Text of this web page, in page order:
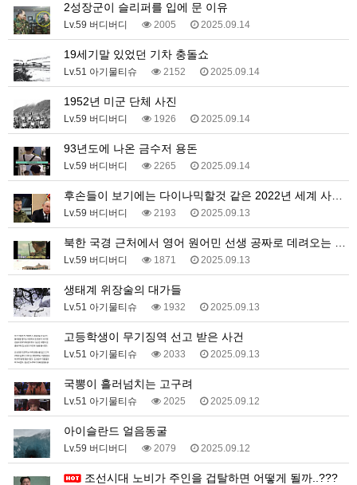
2성장군이 슬리퍼를 입에 문 이유
Lv.59 버디버디 2005 2025.09.14
19세기말 있었던 기차 충돌쇼
Lv.51 아기물티슈 2152 2025.09.14
1952년 미군 단체 사진
Lv.59 버디버디 1926 2025.09.14
93년도에 나온 금수저 용돈
Lv.59 버디버디 2265 2025.09.14
후손들이 보기에는 다이나믹할것 같은 2022년 세계 사…
Lv.59 버디버디 2193 2025.09.13
북한 국경 근처에서 영어 원어민 선생 공짜로 데려오는 …
Lv.59 버디버디 1871 2025.09.13
생태계 위장술의 대가들
Lv.51 아기물티슈 1932 2025.09.13
고등학생이 무기징역 선고 받은 사건
Lv.51 아기물티슈 2033 2025.09.13
국뽕이 흘러넘치는 고구려
Lv.51 아기물티슈 2025 2025.09.12
아이슬란드 얼음동굴
Lv.59 버디버디 2079 2025.09.12
조선시대 노비가 주인을 겁탈하면 어떻게 될까..???